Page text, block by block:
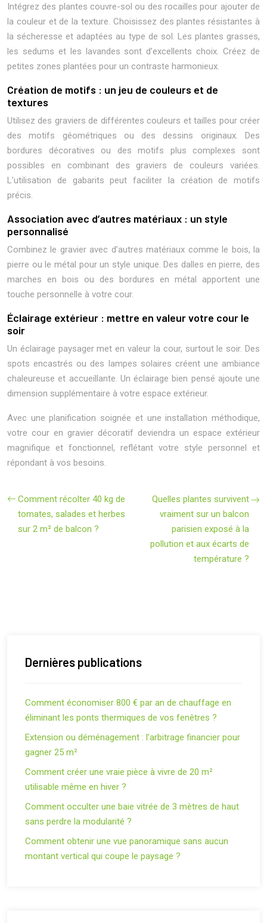
Intégrez des plantes couvre-sol ou des rocailles pour ajouter de
la couleur et de la texture. Choisissez des plantes résistantes à
la sécheresse et adaptées au type de sol. Les plantes grasses,
les sedums et les lavandes sont d’excellents choix. Créez de
petites zones plantées pour un contraste harmonieux.
Création de motifs : un jeu de couleurs et de
textures
Utilisez des graviers de différentes couleurs et tailles pour créer
des motifs géométriques ou des dessins originaux. Des
bordures décoratives ou des motifs plus complexes sont
possibles en combinant des graviers de couleurs variées.
L’utilisation de gabarits peut faciliter la création de motifs
précis.
Association avec d’autres matériaux : un style
personnalisé
Combinez le gravier avec d’autres matériaux comme le bois, la
pierre ou le métal pour un style unique. Des dalles en pierre, des
marches en bois ou des bordures en métal apportent une
touche personnelle à votre cour.
Éclairage extérieur : mettre en valeur votre cour le
soir
Un éclairage paysager met en valeur la cour, surtout le soir. Des
spots encastrés ou des lampes solaires créent une ambiance
chaleureuse et accueillante. Un éclairage bien pensé ajoute une
dimension supplémentaire à votre espace extérieur.
Avec une planification soignée et une installation méthodique,
votre cour en gravier décoratif deviendra un espace extérieur
magnifique et fonctionnel, reflétant votre style personnel et
répondant à vos besoins.
Comment récolter 40 kg de
tomates, salades et herbes
sur 2 m² de balcon ?
Quelles plantes survivent
vraiment sur un balcon
parisien exposé à la
pollution et aux écarts de
température ?
Dernières publications
Comment économiser 800 € par an de chauffage en
éliminant les ponts thermiques de vos fenêtres ?
Extension ou déménagement : l’arbitrage financier pour
gagner 25 m²
Comment créer une vraie pièce à vivre de 20 m²
utilisable même en hiver ?
Comment occulter une baie vitrée de 3 mètres de haut
sans perdre la modularité ?
Comment obtenir une vue panoramique sans aucun
montant vertical qui coupe le paysage ?